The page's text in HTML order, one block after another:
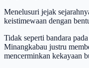
Menelusuri jejak
keistimewaan dengan
Tidak seperti bandara
Minangkabau justru
mencerminkan kekayaan